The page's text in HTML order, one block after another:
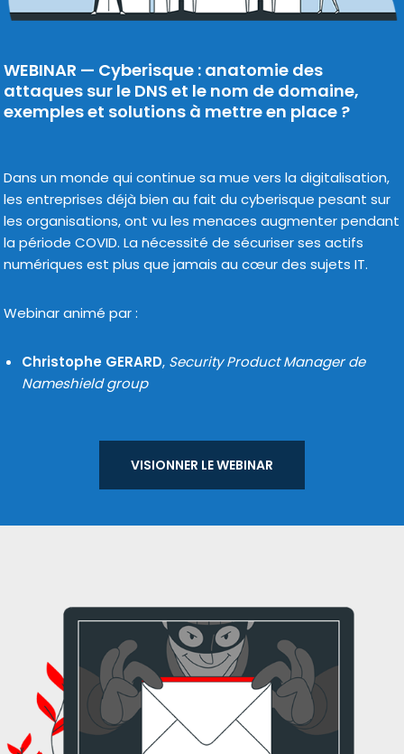
WEBINAR — Cyberisque : anatomie des
attaques sur le DNS et le nom de domaine,
exemples et solutions à mettre en place ?
Dans un monde qui conti­nue sa mue vers la digi­ta­li­sa­tion,
les entre­prises déjà bien au fait du cybe­risque pesant sur
les orga­ni­sa­tions, ont vu les menaces aug­men­ter pen­dant
la période COVID. La néces­si­té de sécu­ri­ser ses actifs
numé­riques est plus que jamais au cœur des sujets IT.
Webinar ani­mé par :
Christophe GERARD, Security Product Manager de
Nameshield group
VISIONNER LE WEBI­NAR